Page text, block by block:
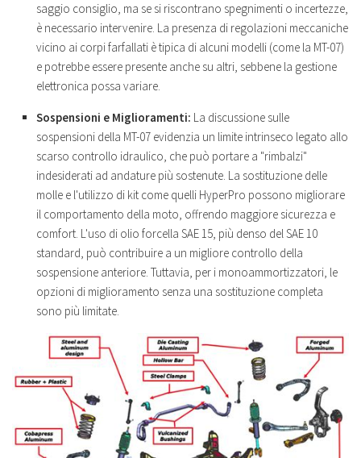
saggio consiglio, ma se si riscontrano spegnimenti o incertezze,
è necessario intervenire. La presenza di regolazioni meccaniche
vicino ai corpi farfallati è tipica di alcuni modelli (come la MT-07)
e potrebbe essere presente anche su altri, sebbene la gestione
elettronica possa variare.
Sospensioni e Miglioramenti: La discussione sulle
sospensioni della MT-07 evidenzia un limite intrinseco legato allo
scarso controllo idraulico, che può portare a "rimbalzi"
indesiderati ad andature più sostenute. La sostituzione delle
molle e l'utilizzo di kit come quelli HyperPro possono migliorare
il comportamento della moto, offrendo maggiore sicurezza e
comfort. L'uso di olio forcella SAE 15, più denso del SAE 10
standard, può contribuire a un migliore controllo della
sospensione anteriore. Tuttavia, per i monoammortizzatori, le
opzioni di miglioramento senza una sostituzione completa
sono più limitate.